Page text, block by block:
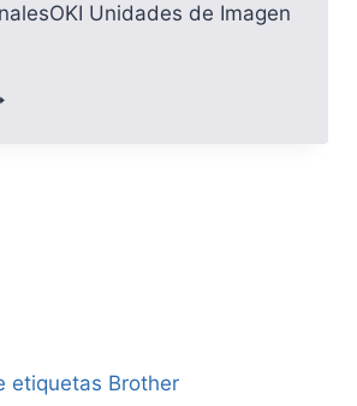
Unidades de Imagen
etiquetas Brother